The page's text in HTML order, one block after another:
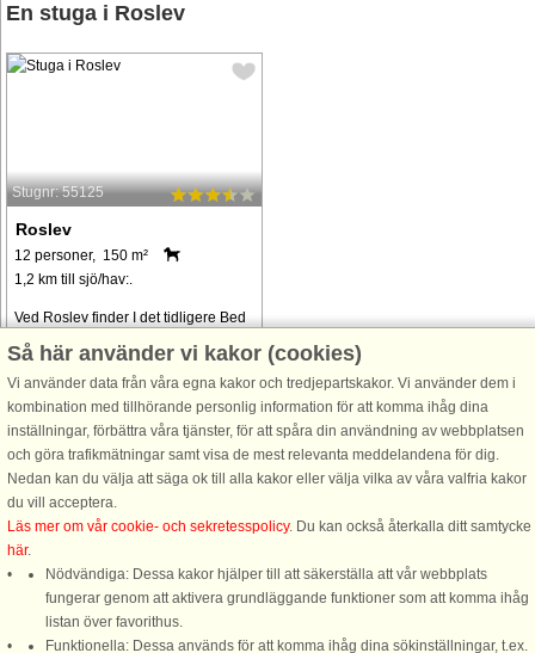
En stuga i Roslev
Stugnr: 55125
Roslev
12 personer, 150 m²
1,2 km till sjö/hav:.
Ved Roslev finder I det tidligere Bed
& Breakfast, Harrevig Multihus.
Lejen omfatter en lejlighed i den
østlige del af huset med plads til 12
personer. På 1. sal er der fem
sovepladser fordelt på to
soveværelser. ...
från 5.299 SEK
Så här använder vi kakor (cookies)
Vi använder data från våra egna kakor och tredjepartskakor. Vi använder dem i
kombination med tillhörande personlig information för att komma ihåg dina
inställningar, förbättra våra tjänster, för att spåra din användning av webbplatsen
och göra trafikmätningar samt visa de mest relevanta meddelandena för dig.
Nedan kan du välja att säga ok till alla kakor eller välja vilka av våra valfria kakor
du vill acceptera.
Läs mer om vår cookie- och sekretesspolicy. Du kan också återkalla ditt samtycke
här.
Nödvändiga: Dessa kakor hjälper till att säkerställa att vår webbplats
fungerar genom att aktivera grundläggande funktioner som att komma ihåg
listan över favorithus.
Funktionella: Dessa används för att komma ihåg dina sökinställningar, t.ex.